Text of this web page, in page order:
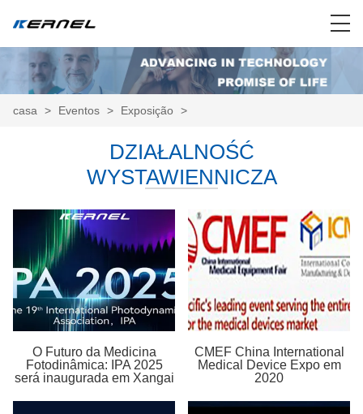
casa > Eventos > Exposição >
DZIAŁALNOŚĆ
WYSTAWIENNICZA
O Futuro da Medicina
Fotodinâmica: IPA 2025
será inaugurada em Xangai
CMEF China International
Medical Device Expo em
2020